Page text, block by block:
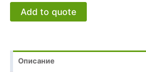
Add to quote
Описание